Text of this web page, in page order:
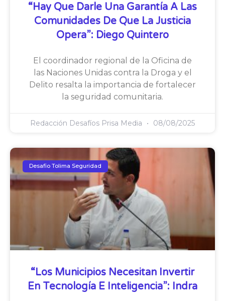
“Hay Que Darle Una Garantía A Las
Comunidades De Que La Justicia
Opera”: Diego Quintero
El coordinador regional de la Oficina de
las Naciones Unidas contra la Droga y el
Delito resalta la importancia de fortalecer
la seguridad comunitaria.
Redacción Desafíos Prisa Media 08/08/2025
Desafio Tolima Seguridad
“Los Municipios Necesitan Invertir
En Tecnología E Inteligencia”: Indra